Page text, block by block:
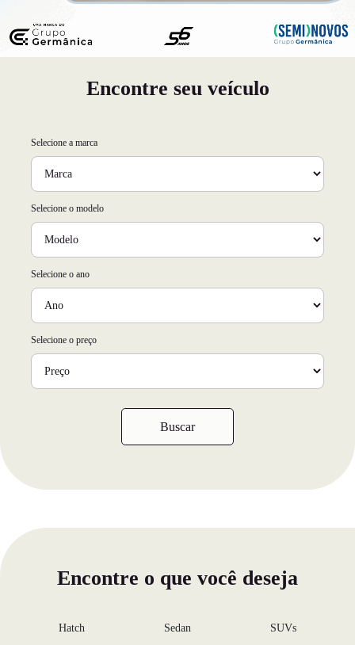
Encontre seu veículo
Selecione a marca
Selecione o modelo
Selecione o ano
Selecione o preço
Buscar
Encontre o que você deseja
Hatch Sedan SUVs